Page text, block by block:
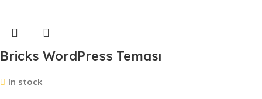
Bricks WordPress Teması
In stock